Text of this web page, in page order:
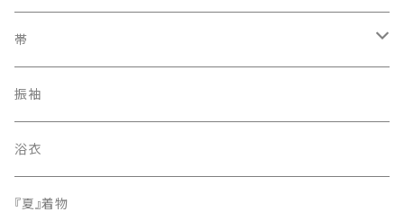
訪問着・付下げ
紬
色無地
小紋
帯
袋帯
名古屋帯
振袖
浴衣
『夏』着物